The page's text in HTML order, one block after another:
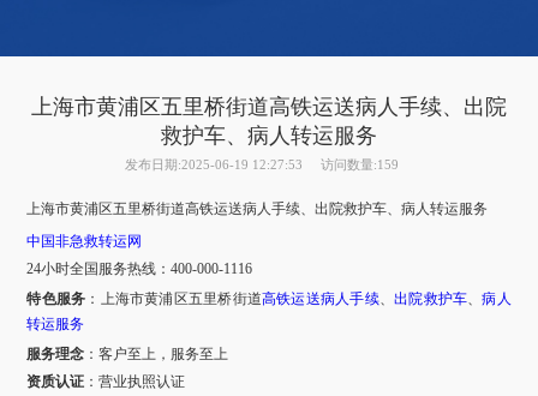
上海市黄浦区五里桥街道高铁运送病人手续、出院
救护车、病人转运服务
发布日期:2025-06-19 12:27:53 访问数量:159
上海市黄浦区五里桥街道高铁运送病人手续、出院救护车、病人转运服务
中国非急救转运网
24小时全国服务热线 ：400-000-1116
特色服务 ： 上海市黄浦区五里桥街道高铁运送病人手续、出院救护车、病人
转运服务
服务理念 ：客户至上，服务至上
资质认证 ：营业执照认证